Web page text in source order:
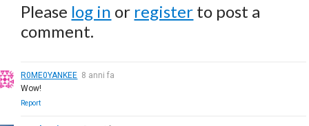
Please log in or register to post a
comment.
R0ME0YANKEE 8 anni fa
Wow!
Report